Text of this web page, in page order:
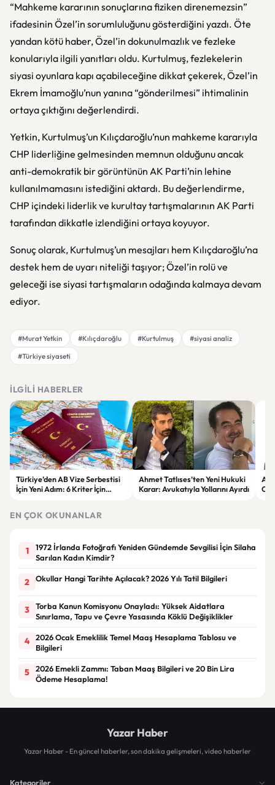
“Mahkeme kararının sonuçlarına fiziken direnemezsin”
ifadesinin Özel’in sorumluluğunu gösterdiğini yazdı. Öte
yandan kötü haber, Özel’in dokunulmazlık ve fezleke
konularıyla ilgili yanıtları oldu. Kurtulmuş, fezlekelerin
siyasi oyunlara kapı açabileceğine dikkat çekerek, Özel’in
Ekrem İmamoğlu’nun yanına “gönderilmesi” ihtimalinin
ortaya çıktığını değerlendirdi.
Yetkin, Kurtulmuş’un Kılıçdaroğlu’nun mahkeme kararıyla
CHP liderliğine gelmesinden memnun olduğunu ancak
anti-demokratik bir görüntünün AK Parti’nin lehine
kullanılmamasını istediğini aktardı. Bu değerlendirme,
CHP içindeki liderlik ve kurultay tartışmalarının AK Parti
tarafından dikkatle izlendiğini ortaya koyuyor.
Sonuç olarak, Kurtulmuş’un mesajları hem Kılıçdaroğlu’na
destek hem de uyarı niteliği taşıyor; Özel’in rolü ve
geleceği ise siyasi tartışmaların odağında kalmaya devam
ediyor.
#Murat Yetkin #Kılıçdaroğlu #Kurtulmuş
#siyasi analiz
#Türkiye siyaseti
İLGILI HABERLER
Türkiye’den AB Vize Serbestisi
İçin Yeni Adım: 6 Kriter İçin
Ahmet Tatlıses’ten Yeni Hukuki
Karar: Avukatıyla Yollarını Ayırdı
EN ÇOK OKUNANLAR
1
1972 İrlanda Fotoğrafı Yeniden Gündemde Sevgilisi İçin Silaha
Sarılan Kadın Kimdir?
2 Okullar Hangi Tarihte Açılacak? 2026 Yılı Tatil Bilgileri
3
Torba Kanun Komisyonu Onayladı: Yüksek Aidatlara
Sınırlama, Tapu ve Çevre Yasasında Köklü Değişiklikler
4
2026 Ocak Emeklilik Temel Maaş Hesaplama Tablosu ve
Bilgileri
5
2026 Emekli Zammı: Taban Maaş Bilgileri ve 20 Bin Lira
Ödeme Hesaplama!
Yazar Haber
Yazar Haber - En güncel haberler, son dakika gelişmeleri, video haberler
Kategoriler